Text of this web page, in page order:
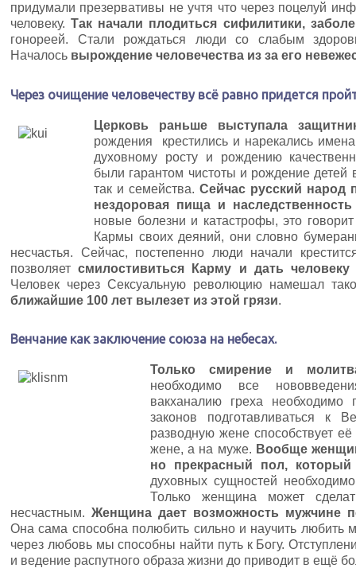
придумали презервативы не учтя что через поцелуй
человеку.Так начали плодиться сифилитики,
гонореей. Стали рождаться люди со слабым
Началось вырождение человечества из за его
Через очищение человечеству всё равно придется
Церковь раньше выступала
рождения крестились и нарекались
духовному росту и рождению
были гарантом чистоты и рождение
так и семейства. Сейчас русский народ
нездоровая пища и
новые болезни и катастрофы, это
Кармы своих деяний, они словно
несчастья. Сейчас, постепенно люди начали
позволяетсмилостивиться Карму и дать
Человек через Сексуальную революцию намешал
ближайшие 100 лет вылезет из этой грязи.
Венчание как заключение союза на небесах.
Только смирение и
необходимо все
вакханалию греха необходимо
законов подготавливаться к
разводную жене способствует
жене, а на муже. Вообще
но прекрасный пол,
духовных сущностей
Только женщина может
несчастным. Женщина дает возможность мужчине
Она сама способна полюбить сильно и научить любить
через любовь мы способны найти путь к Богу.
и ведение распутного образа жизни до приводит в ещё